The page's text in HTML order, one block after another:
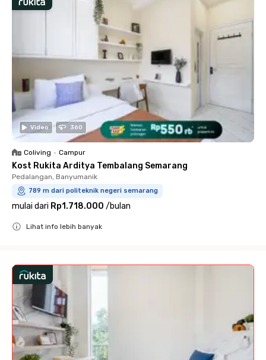
Video 360
Coliving • Campur
Kost Rukita Arditya Tembalang Semarang
Pedalangan, Banyumanik
789 m dari politeknik negeri semarang
mulai dari Rp1.718.000 /bulan
Lihat info lebih banyak